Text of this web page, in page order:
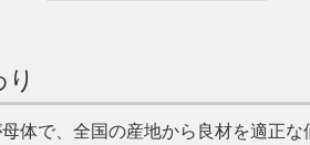
体で、全国の産地から良材を適正